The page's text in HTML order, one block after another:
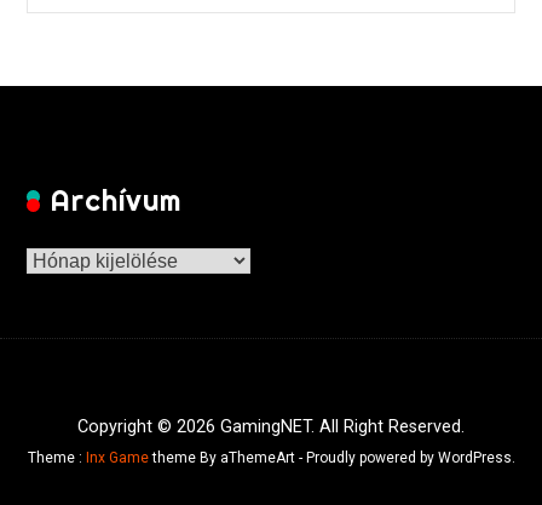
Archívum
Archívum
Copyright © 2026 GamingNET. All Right Reserved.
Theme : Inx Gametheme By aThemeArt - Proudly powered by WordPress.